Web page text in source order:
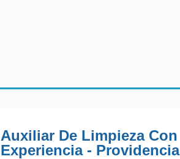
Auxiliar De Limpieza Con
Experiencia - Providencia